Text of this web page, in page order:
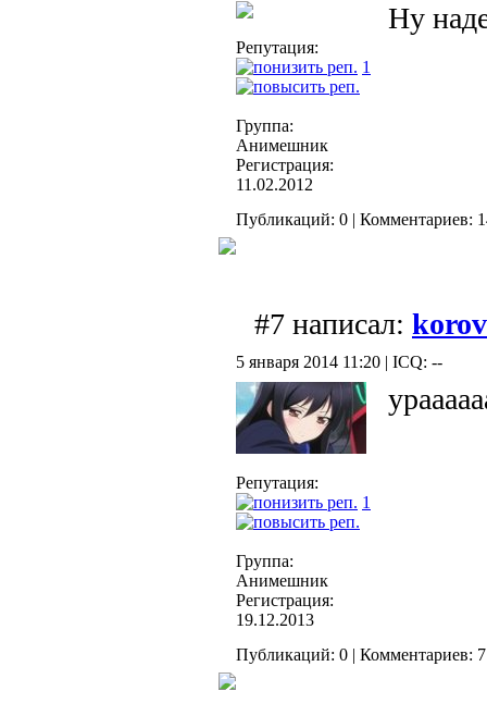
Репутация:
1
Группа:
Анимешник
Регистрация:
11.02.2012
Ну
Публикаций: 0 | Комментариев:
#7 написал:
5 января 2014 11:20 | ICQ: --
Репутация:
1
Группа:
Анимешник
Регистрация:
19.12.2013
Публикаций: 0 | Комментариев: